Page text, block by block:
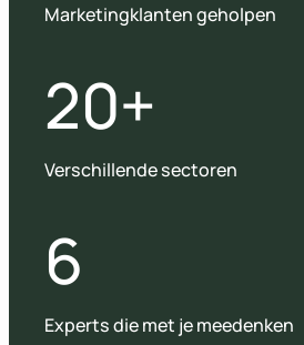
Marketingklanten geholpen
20+
Verschillende sectoren
6
Experts die met je meedenken